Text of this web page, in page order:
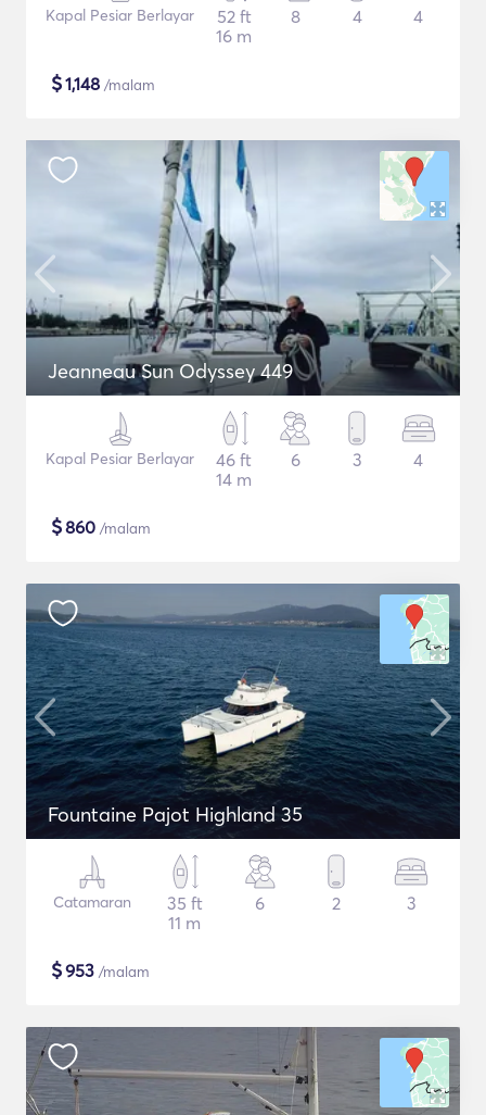
Kapal Pesiar Berlayar
52 ft
16 m
8 4 4
$1,148 /malam
Jeanneau Sun Odyssey 449
Kapal Pesiar Berlayar
46 ft
14 m
6 3 4
$860 /malam
Fountaine Pajot Highland 35
Catamaran
35 ft
11 m
6 2 3
$953 /malam